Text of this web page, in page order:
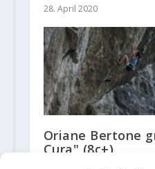
28. April 2020
Oriane Bertone
Cura" (8c+)